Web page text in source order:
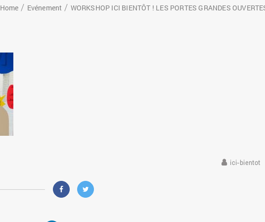
Home Evénement WORKSHOP ICI BIENTÔT ! LES PORTES GRANDES
ici-bientot